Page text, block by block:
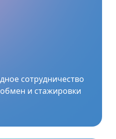
сотрудничество
и стажировки